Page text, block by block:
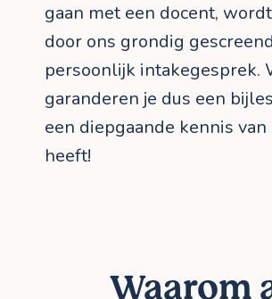
gaan met een docent,
door ons grondig
persoonlijk intakegesprek.
garanderen je dus een
een diepgaande kennis van
heeft!
Waarom